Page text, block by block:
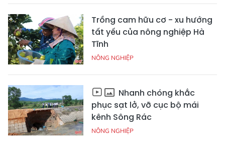
Trồng cam hữu cơ - xu hướng
tất yếu của nông nghiệp Hà
Tĩnh
NÔNG NGHIỆP
Nhanh chóng khắc
phục sạt lở, vỡ cục bộ mái
kênh Sông Rác
NÔNG NGHIỆP